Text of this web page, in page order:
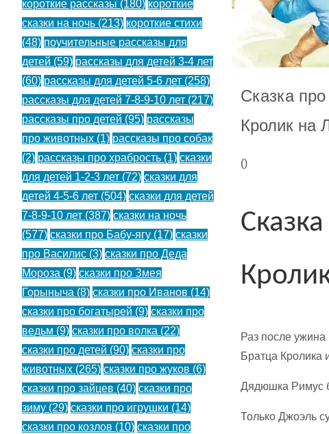
Сказка
Кролик на
()
Раз после
Братца Кролика
Дядюшка Римус
Только Джоэль
короткие рассказы (180) короткие
сказки на ночь (213) короткие стихи
(48) поучительные рассказы для
детей (59) рассказы для детей 3-4 лет
(60) рассказы для детей 5-6 лет (258)
рассказы для детей 7-8-9-10 лет (217)
рассказы про детей (95) рассказы
про животных (1) рассказы про собак
(2) рассказы про храбрость (1) сказки
для детей 1-2-3 лет (72) сказки для
детей 4-5-6 лет (504) сказки для детей
7-8-9-10 лет (387) сказки на ночь
(577) сказки про Бабу-ягу (17) сказки
про Василис (3) сказки про Деда
Мороза (9) сказки про Змея
Горыныча (8) сказки про Иванов (14)
сказки про богатырей (9) сказки про
ведьм (9) сказки про волка (22)
сказки про детей (90) сказки про
животных (265) сказки про жуков (6)
сказки про зайцев (40) сказки про
зиму (29) сказки про игрушки (14)
сказки про козлов (10) сказки про